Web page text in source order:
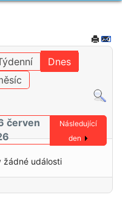
Dnes
červen
Následující
den
žádné události